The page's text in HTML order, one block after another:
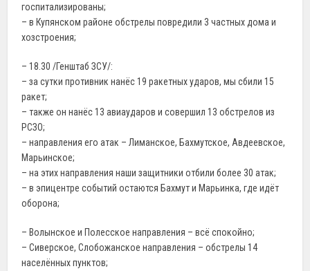
госпитализированы;
– в Купянском районе обстрелы повредили 3 частных дома и
хозстроения;
– 18.30 /Генштаб ЗСУ/:
– за сутки противник нанёс 19 ракетных ударов, мы сбили 15
ракет;
– также он нанёс 13 авиаударов и совершил 13 обстрелов из
РСЗО;
– направления его атак – Лиманское, Бахмутское, Авдеевское,
Марьинское;
– на этих направления наши защитники отбили более 30 атак;
– в эпицентре событий остаются Бахмут и Марьинка, где идёт
оборона;
– Волынское и Полесское направления – всё спокойно;
– Сиверское, Слобожанское направления – обстрелы 14
населённых пунктов;